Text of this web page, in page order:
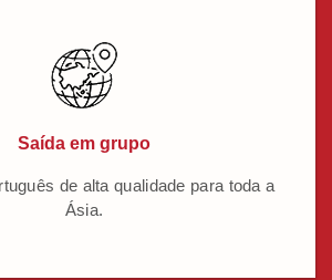
Saída em grupo
de alta qualidade para toda a
Ásia.